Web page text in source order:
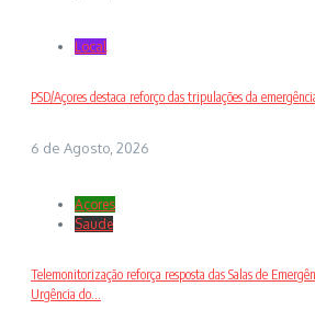
Local
PSD/Açores destaca reforço das tripulações da
6 de Agosto, 2026
Açores
Saude
Telemonitorização reforça resposta das Salas de
Urgência do...